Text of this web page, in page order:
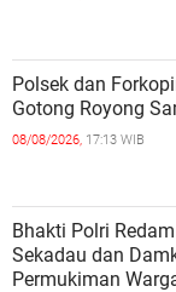
Polsek dan
Gotong Royong
08/08/2026, 17:13 WIB
Bhakti Polri
Sekadau dan
Permukiman